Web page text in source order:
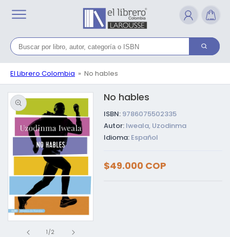
directamente
al contenido
El Librero Colombia No hables
Ir directamente a la
información del
producto
elemento
1 /de
2
No hables
ISBN: 9786075502335
Autor: Iweala, Uzodinma
Idioma: Español
Precio
habitual
$49.000 COP